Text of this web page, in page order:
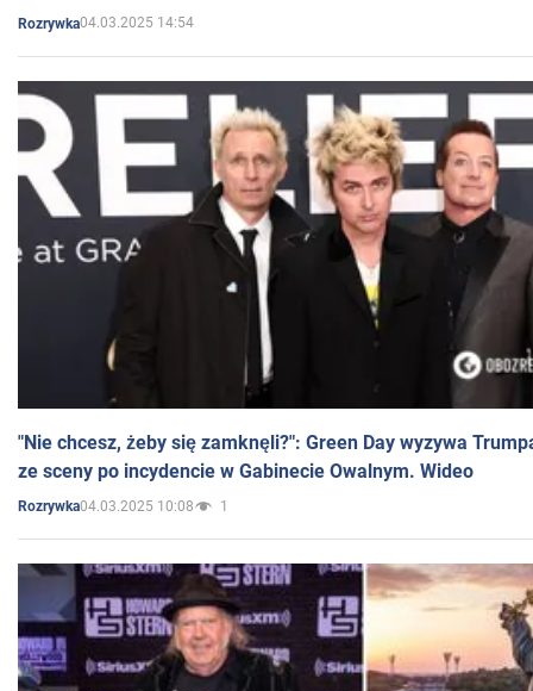
Rozrywka04.03.2025 14:54
"Nie chcesz, żeby się zamknęli?": Green Day wyzywa
ze sceny po incydencie w Gabinecie Owalnym. Wideo
Rozrywka04.03.2025 10:08 1